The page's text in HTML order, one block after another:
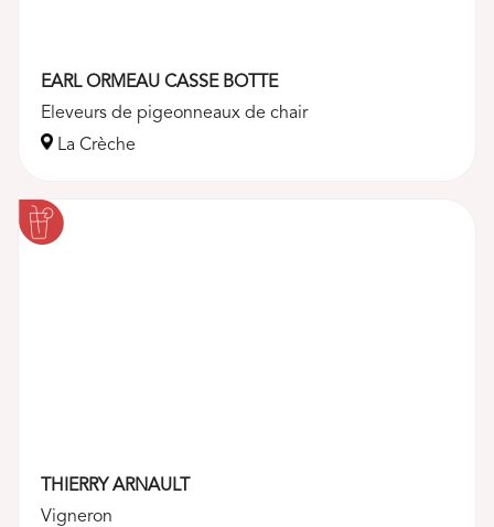
EARL ORMEAU CASSE BOTTE
Eleveurs de pigeonneaux de chair
La Crèche
THIERRY ARNAULT
Vigneron